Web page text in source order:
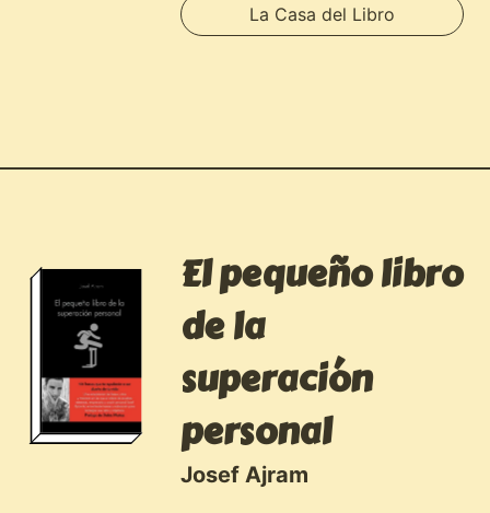
La Casa del Libro
El pequeño libro
de la
superación
personal
Josef Ajram